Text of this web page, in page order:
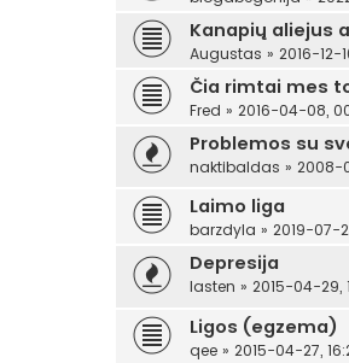
Kanapių aliejus
Augustas » 2016-12-
Čia rimtai mes
Fred » 2016-04-08,
Problemos su
naktibaldas » 2008-
Laimo liga
barzdyla » 2019-07-
Depresija
lasten » 2015-04-29,
Ligos (egzema)
qee » 2015-04-27,